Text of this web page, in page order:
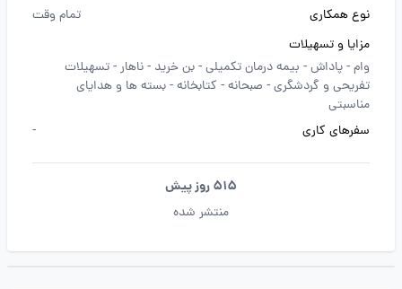
نوع همکاری
تمام وقت
مزایا و تسهیلات
وام -پاداش - بیمه درمان تکمیلی -بن خرید -ناهار -تسهیلات
تفریحی و گردشگری - صبحانه - کتابخانه -بسته ها و هدایای
مناسبتی
سفرهای کاری
-
515 روز پیش
منتشر شده